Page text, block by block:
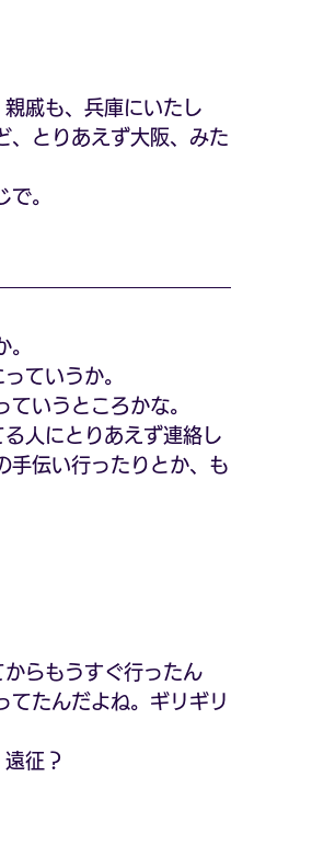
戚も、兵庫にいたし
、とりあえず大阪、みた
。
ていうか。
いうところかな。
人にとりあえず連絡し
手伝い行ったりとか、も
らもうすぐ行ったん
てたんだよね。ギリギリ
征？